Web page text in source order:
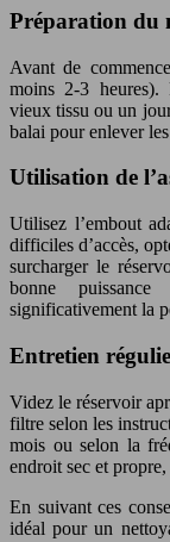
Préparation du
Avant de
moins 2-3 heures).
vieux tissu ou un
balai pour enlever
Utilisation de
Utilisez l’embout
difficiles d’accès,
surcharger le
bonne
significativement la
Entretien
Videz le réservoir
filtre selon les
mois ou selon la
endroit sec et
En suivant ces
idéal pour un